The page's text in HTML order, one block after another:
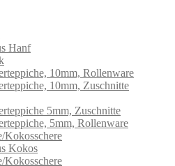
Hanf
10mm, Rollenware
10mm, Zuschnitte
5mm, Zuschnitte
5mm, Rollenware
Kokosschere
Kokos
Kokosschere